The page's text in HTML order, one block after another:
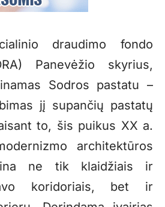
draudimo fondo
Panevėžio skyrius,
Sodros pastatu –
jį supančių pastatų
to, šis puikus XX a.
architektūros
ne tik klaidžiais ir
koridoriais, bet ir